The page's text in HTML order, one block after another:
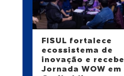
FISUL fortalece
ecossistema de
inovação e recebe
Jornada WOW em